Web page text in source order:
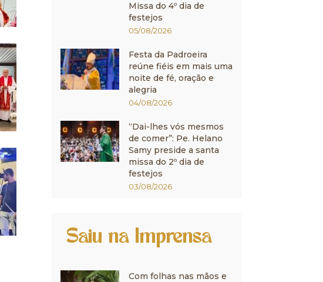
Missa do 4º dia de
festejos
05/08/2026
Festa da Padroeira
reúne fiéis em mais uma
noite de fé, oração e
alegria
04/08/2026
“Dai-lhes vós mesmos
de comer”: Pe. Helano
Samy preside a santa
missa do 2º dia de
festejos
03/08/2026
Saiu na Imprensa
Com folhas nas mãos e